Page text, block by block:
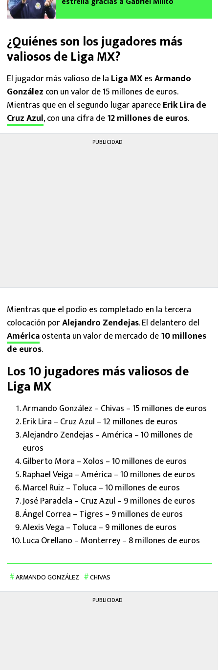
¿Quiénes son los jugadores más
valiosos de Liga MX?
El jugador más valioso de la Liga MXesArmando
González con un valor de 15 millones de euros.
Mientras que en el segundo lugar apareceErik Lira de
Cruz Azul, con una cifra de12 millones de euros.
PUBLICIDAD
Mientras que el podio es completado en la tercera
colocación porAlejandro Zendejas. El delantero del
Américaostenta un valor de mercado de10 millones
de euros.
Los 10 jugadores más valiosos de
Liga MX
Armando González – Chivas – 15 millones de euros
Erik Lira – Cruz Azul – 12 millones de euros
Alejandro Zendejas – América – 10 millones de
euros
Gilberto Mora – Xolos – 10 millones de euros
Raphael Veiga – América – 10 millones de euros
Marcel Ruiz – Toluca – 10 millones de euros
José Paradela – Cruz Azul – 9 millones de euros
Ángel Correa – Tigres – 9 millones de euros
Alexis Vega – Toluca – 9 millones de euros
Luca Orellano – Monterrey – 8 millones de euros
ARMANDO GONZÁLEZ CHIVAS
PUBLICIDAD